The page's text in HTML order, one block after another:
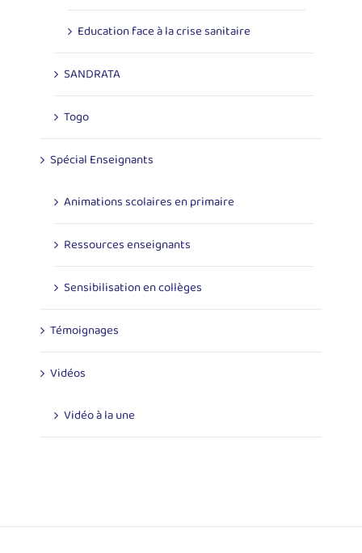
Education face à la crise sanitaire
SANDRATA
Togo
Spécial Enseignants
Animations scolaires en primaire
Ressources enseignants
Sensibilisation en collèges
Témoignages
Vidéos
Vidéo à la une